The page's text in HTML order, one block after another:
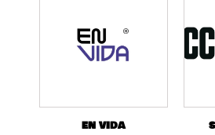
EN VIDA